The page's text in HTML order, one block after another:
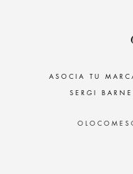
ASOCIA TU
SERGI